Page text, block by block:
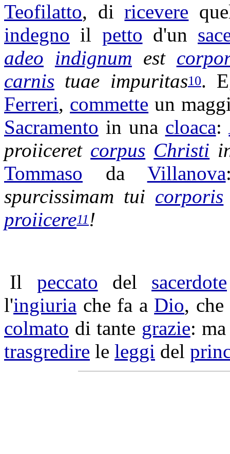
Teofilatto, diricevere
indegno il petto d'un
adeo indignum est
carnis tuae impuritas10.
Ferreri, commette un
Sacramento in una cloaca:
proiiceret corpus Christi
Tommaso da Villanova
spurcissimam tui corporis
proiicere11 !
Il peccato del sacerdote
l'ingiuria che fa a Dio,
colmato di tante grazie:
trasgredire le leggi del